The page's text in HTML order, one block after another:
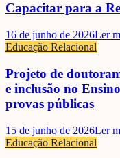
Capacitar para a
16 de junho de 2026Ler
Educação Relacional
Projeto de
e inclusão no
provas públicas
15 de junho de 2026Ler
Educação Relacional